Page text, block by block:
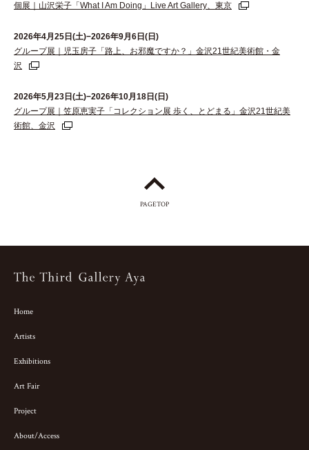
個展｜山沢栄子「What I Am Doing」Live Art Gallery、東京
2026年4月25日(土)−2026年9月6日(日)
グループ展｜児玉房子「路上、お邪魔ですか？」金沢21世紀美術館・金
沢
2026年5月23日(土)−2026年10月18日(日)
グループ展｜笠原恵実子「コレクション展 歩く、とどまる」金沢21世紀美
術館、金沢
PAGETOP
Home
Artists
Exhibitions
Art Fair
Project
About/Access